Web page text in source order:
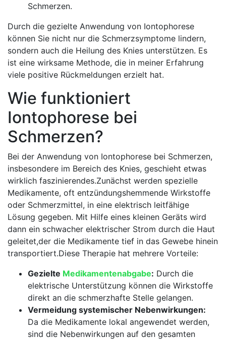
‍Schmerzen.
Durch ‌die gezielte Anwendung ⁤von⁢ Iontophorese
können⁢ Sie nicht nur die Schmerzsymptome‍ lindern,
sondern auch die‍ Heilung des Knies unterstützen.⁢ Es
ist eine wirksame Methode, ‌die ​in meiner ⁤Erfahrung
‍viele⁤ positive Rückmeldungen erzielt hat.
Wie funktioniert
Iontophorese ⁢bei
Schmerzen?
Bei der‍ Anwendung von Iontophorese bei Schmerzen,
insbesondere im Bereich des⁢ Knies, geschieht etwas
wirklich faszinierendes.Zunächst werden spezielle
Medikamente, oft entzündungshemmende Wirkstoffe
oder Schmerzmittel, in‌ eine ⁣elektrisch leitfähige
Lösung gegeben. ⁢Mit Hilfe eines⁢ kleinen Geräts wird
dann ein schwacher elektrischer Strom durch die Haut
geleitet,der die Medikamente tief in das Gewebe hinein
transportiert.Diese Therapie hat mehrere Vorteile:
Gezielte‍ Medikamentenabgabe: Durch die
elektrische Unterstützung ⁣können die Wirkstoffe
direkt an die⁣ schmerzhafte Stelle gelangen.
Vermeidung systemischer Nebenwirkungen:
Da ‍die Medikamente lokal⁤ angewendet werden,
sind die Nebenwirkungen auf den gesamten